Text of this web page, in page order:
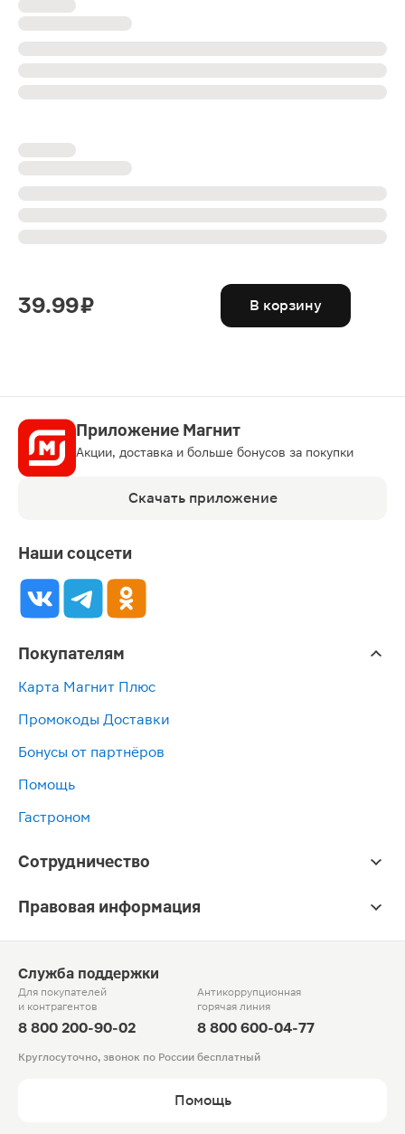
39.99 ₽ В корзину
Приложение Магнит
Акции, доставка и больше бонусов за покупки
Скачать приложение
Наши соцсети
Покупателям
Карта Магнит Плюс
Промокоды Доставки
Бонусы от партнёров
Помощь
Гастроном
Сотрудничество
Правовая информация
Служба поддержки
Для покупателей
и контрагентов
8 800 200-90-02
Антикоррупционная
горячая линия
8 800 600-04-77
Круглосуточно, звонок по России бесплатный
Помощь